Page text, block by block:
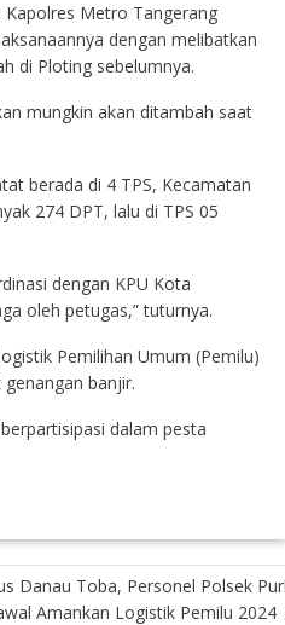
Metro Tangerang
dengan melibatkan
di Ploting sebelumnya.
mungkin akan ditambah saat
berada di 4 TPS, Kecamatan
274 DPT, lalu di TPS 05
dengan KPU Kota
oleh petugas,” tuturnya.
Pemilihan Umum (Pemilu)
banjir.
dalam pesta
Danau Toba, Personel Polsek
Amankan Logistik Pemilu 2024